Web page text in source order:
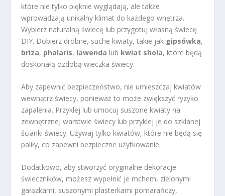
które nie tylko pięknie wyglądają, ale także
wprowadzają unikalny klimat do każdego wnętrza.
Wybierz naturalną świecę lub przygotuj własną świecę
DIY. Dobierz drobne, suche kwiaty, takie jak gipsówka,
briza, phalaris, lawenda lub kwiat shola, które będą
doskonałą ozdobą wieczka świecy.
Aby zapewnić bezpieczeństwo, nie umieszczaj kwiatów
wewnątrz świecy, ponieważ to może zwiększyć ryzyko
zapalenia. Przyklej lub umocuj suszone kwiaty na
zewnętrznej warstwie świecy lub przyklej je do szklanej
ścianki świecy. Używaj tylko kwiatów, które nie będą się
paliły, co zapewni bezpieczne użytkowanie.
Dodatkowo, aby stworzyć oryginalne dekoracje
świeczników, możesz wypełnić je mchem, zielonymi
gałązkami, suszonymi plasterkami pomarańczy,